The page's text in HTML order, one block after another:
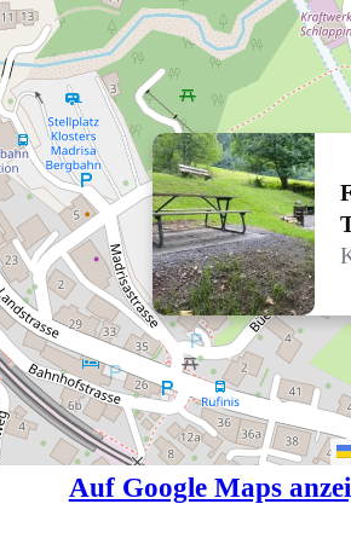
Auf Google Maps